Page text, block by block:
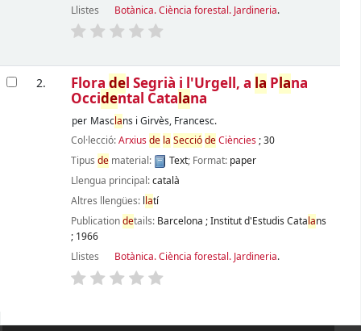
Llistes
Botànica. Ciència forestal. Jardineria.
2. Flora del Segrià i l'Urgell, a la Plana
Occidental Catalana
per Masclans i Girvès, Francesc.
Col·lecció:Arxiusde la SecciódeCiències; 30
Tipus dematerial: Text; Format: paper
Llengua principal:català
Altres llengües: llatí
Publicationdetails: Barcelona ;Institut d'Estudis Catalans
; 1966
Llistes
Botànica. Ciència forestal. Jardineria.